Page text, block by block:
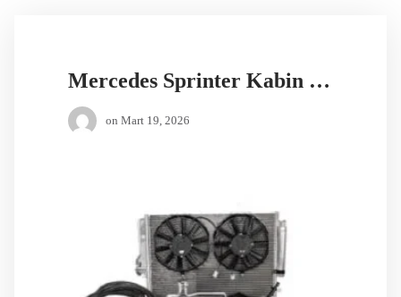
Mercedes Sprinter Kabin Klima Seti
on Mart 19, 2026